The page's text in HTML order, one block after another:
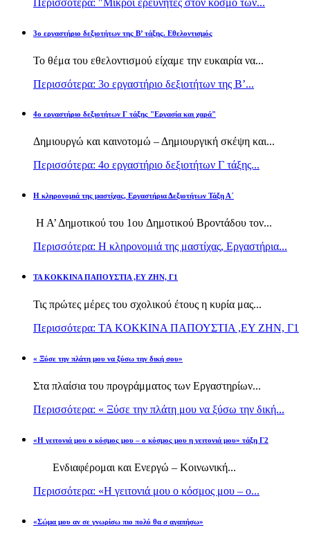
3ο εργαστήριο δεξιοτήτων της Β’ τάξης. Εθελοντισμός
Το θέμα του εθελοντισμού είχαμε την ευκαιρία να...
Περισσότερα: 3ο εργαστήριο δεξιοτήτων της Β’...
4ο εργαστήριο δεξιοτήτων Γ τάξης "Εργασία και χαρά"
Δημιουργώ και καινοτομώ – Δημιουργική σκέψη και...
Περισσότερα: 4ο εργαστήριο δεξιοτήτων Γ τάξης...
H κληρονομιά της μαστίχας, Εργαστήρια Δεξιοτήτων Τάξη Α΄
Η Α’ Δημοτικού του 1ου Δημοτικού Βροντάδου τον...
Περισσότερα: H κληρονομιά της μαστίχας, Εργαστήρια...
TA KOKKINA ΠΑΠΟΥΣΤΙΑ ,ΕΥ ΖΗΝ, Γ1
Τις πρώτες μέρες του σχολικού έτους η κυρία μας...
Περισσότερα: TA KOKKINA ΠΑΠΟΥΣΤΙΑ ,ΕΥ ΖΗΝ, Γ1
« Ξύσε την πλάτη μου να ξύσω την δική σου»
Στα πλαίσια του προγράμματος των Εργαστηρίων...
Περισσότερα: « Ξύσε την πλάτη μου να ξύσω την δική...
«Η γειτονιά μου ο κόσμος μου – ο κόσμος μου η γειτονιά μου» τάξη Γ2
Ενδιαφέρομαι και Ενεργώ – Κοινωνική...
Περισσότερα: «Η γειτονιά μου ο κόσμος μου – ο...
«Σώμα μου αν σε γνωρίσω πιο πολύ θα σ αγαπήσω»